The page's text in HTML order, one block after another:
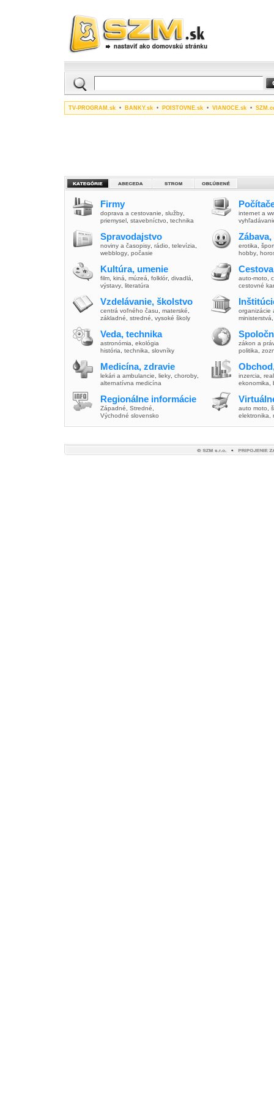
TV-PROGRAM.sk • BANKY.sk • POISTOVNE.sk • VIANOCE.sk •
Firmy
doprava a cestovanie služby
priemysel stavebníctvo technika
Spravodajstvo
noviny a časopisy rádio televízia
webblogy počasie
Kultúra, umenie
film kiná múzeá folklór, divadlá
výstavy literatúra
Vzdelávanie, školstvo
centrá voľného času materské
základné
stredné vysoké školy
Veda, technika
astronómia
ekológia
história
technika slovníky
Medicína, zdravie
lekári a ambulancie lieky choroby
alternatívna medicína
Regionálne informácie
Západné Stredné
Východné slovensko
internet a
erotika
hobby
auto-moto
cestovné
organizácie
ministerstvá
zákon a
politika
inzercia
ekonomika
auto moto
elektronika,